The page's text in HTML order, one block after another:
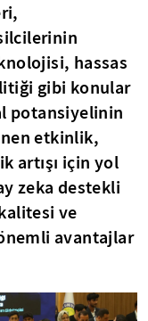
hassas
gibi konular
potansiyelinin
etkinlik,
artışı için yol
zeka destekli
ve
avantajlar